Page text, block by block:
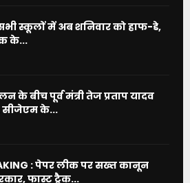
स्कूलों में अब शनिवार को हाफ-डे,
के...
के बीच पूर्व मंत्री तेज प्रताप यादव
सीजेएम के...
: पेपर लीक पर सख्त कानून
फास्ट ट्रैक...